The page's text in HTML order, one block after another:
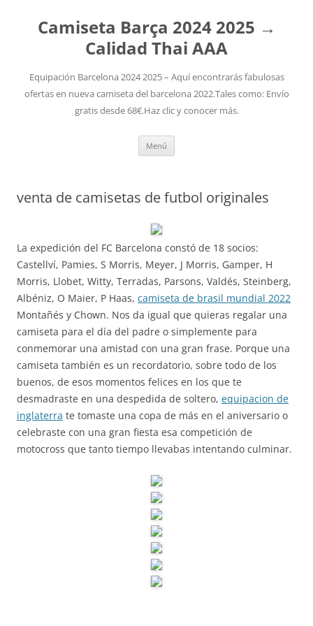
Camiseta Barça 2024 2025 →
Calidad Thai AAA
Equipación Barcelona 2024 2025 – Aquí encontrarás fabulosas
ofertas en nueva camiseta del barcelona 2022.Tales como: Envío
gratis desde 68€.Haz clic y conocer más.
Menú
venta de camisetas de futbol originales
La expedición del FC Barcelona constó de 18 socios:
Castellví, Pamies, S Morris, Meyer, J Morris, Gamper, H
Morris, Llobet, Witty, Terradas, Parsons, Valdés, Steinberg,
Albéniz, O Maier, P Haas, camiseta de brasil mundial 2022
Montañés y Chown. Nos da igual que quieras regalar una
camiseta para el día del padre o simplemente para
conmemorar una amistad con una gran frase. Porque una
camiseta también es un recordatorio, sobre todo de los
buenos, de esos momentos felices en los que te
desmadraste en una despedida de soltero, equipacion de
inglaterra te tomaste una copa de más en el aniversario o
celebraste con una gran fiesta esa competición de
motocross que tanto tiempo llevabas intentando culminar.